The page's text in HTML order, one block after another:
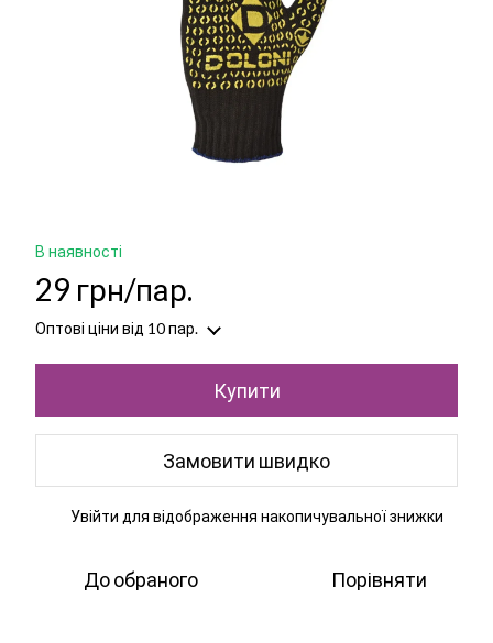
В наявності
29 грн/пар.
Оптові ціни від 10 пар.
Купити
Замовити швидко
Увійти для відображення накопичувальної знижки
До обраного Порівняти